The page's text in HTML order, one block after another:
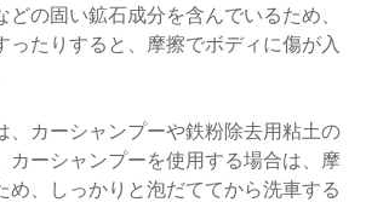
どの固い鉱石成分を含んでいるため、
ったりすると、摩擦でボディに傷が入
、カーシャンプーや鉄粉除去用粘土の
カーシャンプーを使用する場合は、摩
め、しっかりと泡だててから洗車する